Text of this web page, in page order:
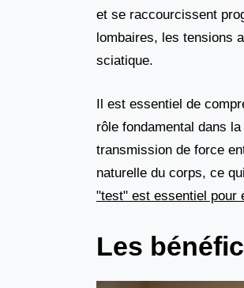
et se raccourcissent
lombaires, les tensions
sciatique.
Il est essentiel de
rôle fondamental dans
transmission de force
naturelle du corps, ce
"test" est essentiel pour
Les